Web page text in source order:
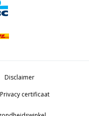
Disclaimer
Privacy certificaat